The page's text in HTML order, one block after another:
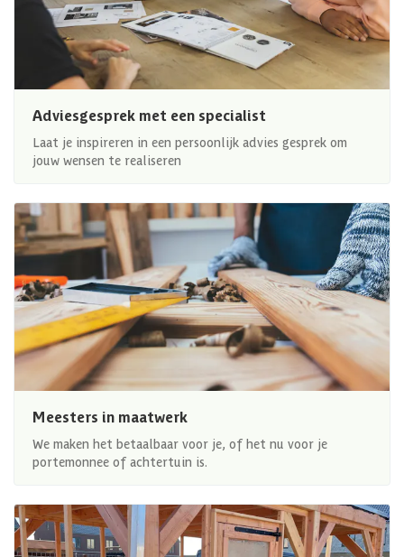
Adviesgesprek met een specialist
Laat je inspireren in een persoonlijk advies gesprek om
jouw wensen te realiseren
Meesters in maatwerk
We maken het betaalbaar voor je, of het nu voor je
portemonnee of achtertuin is.